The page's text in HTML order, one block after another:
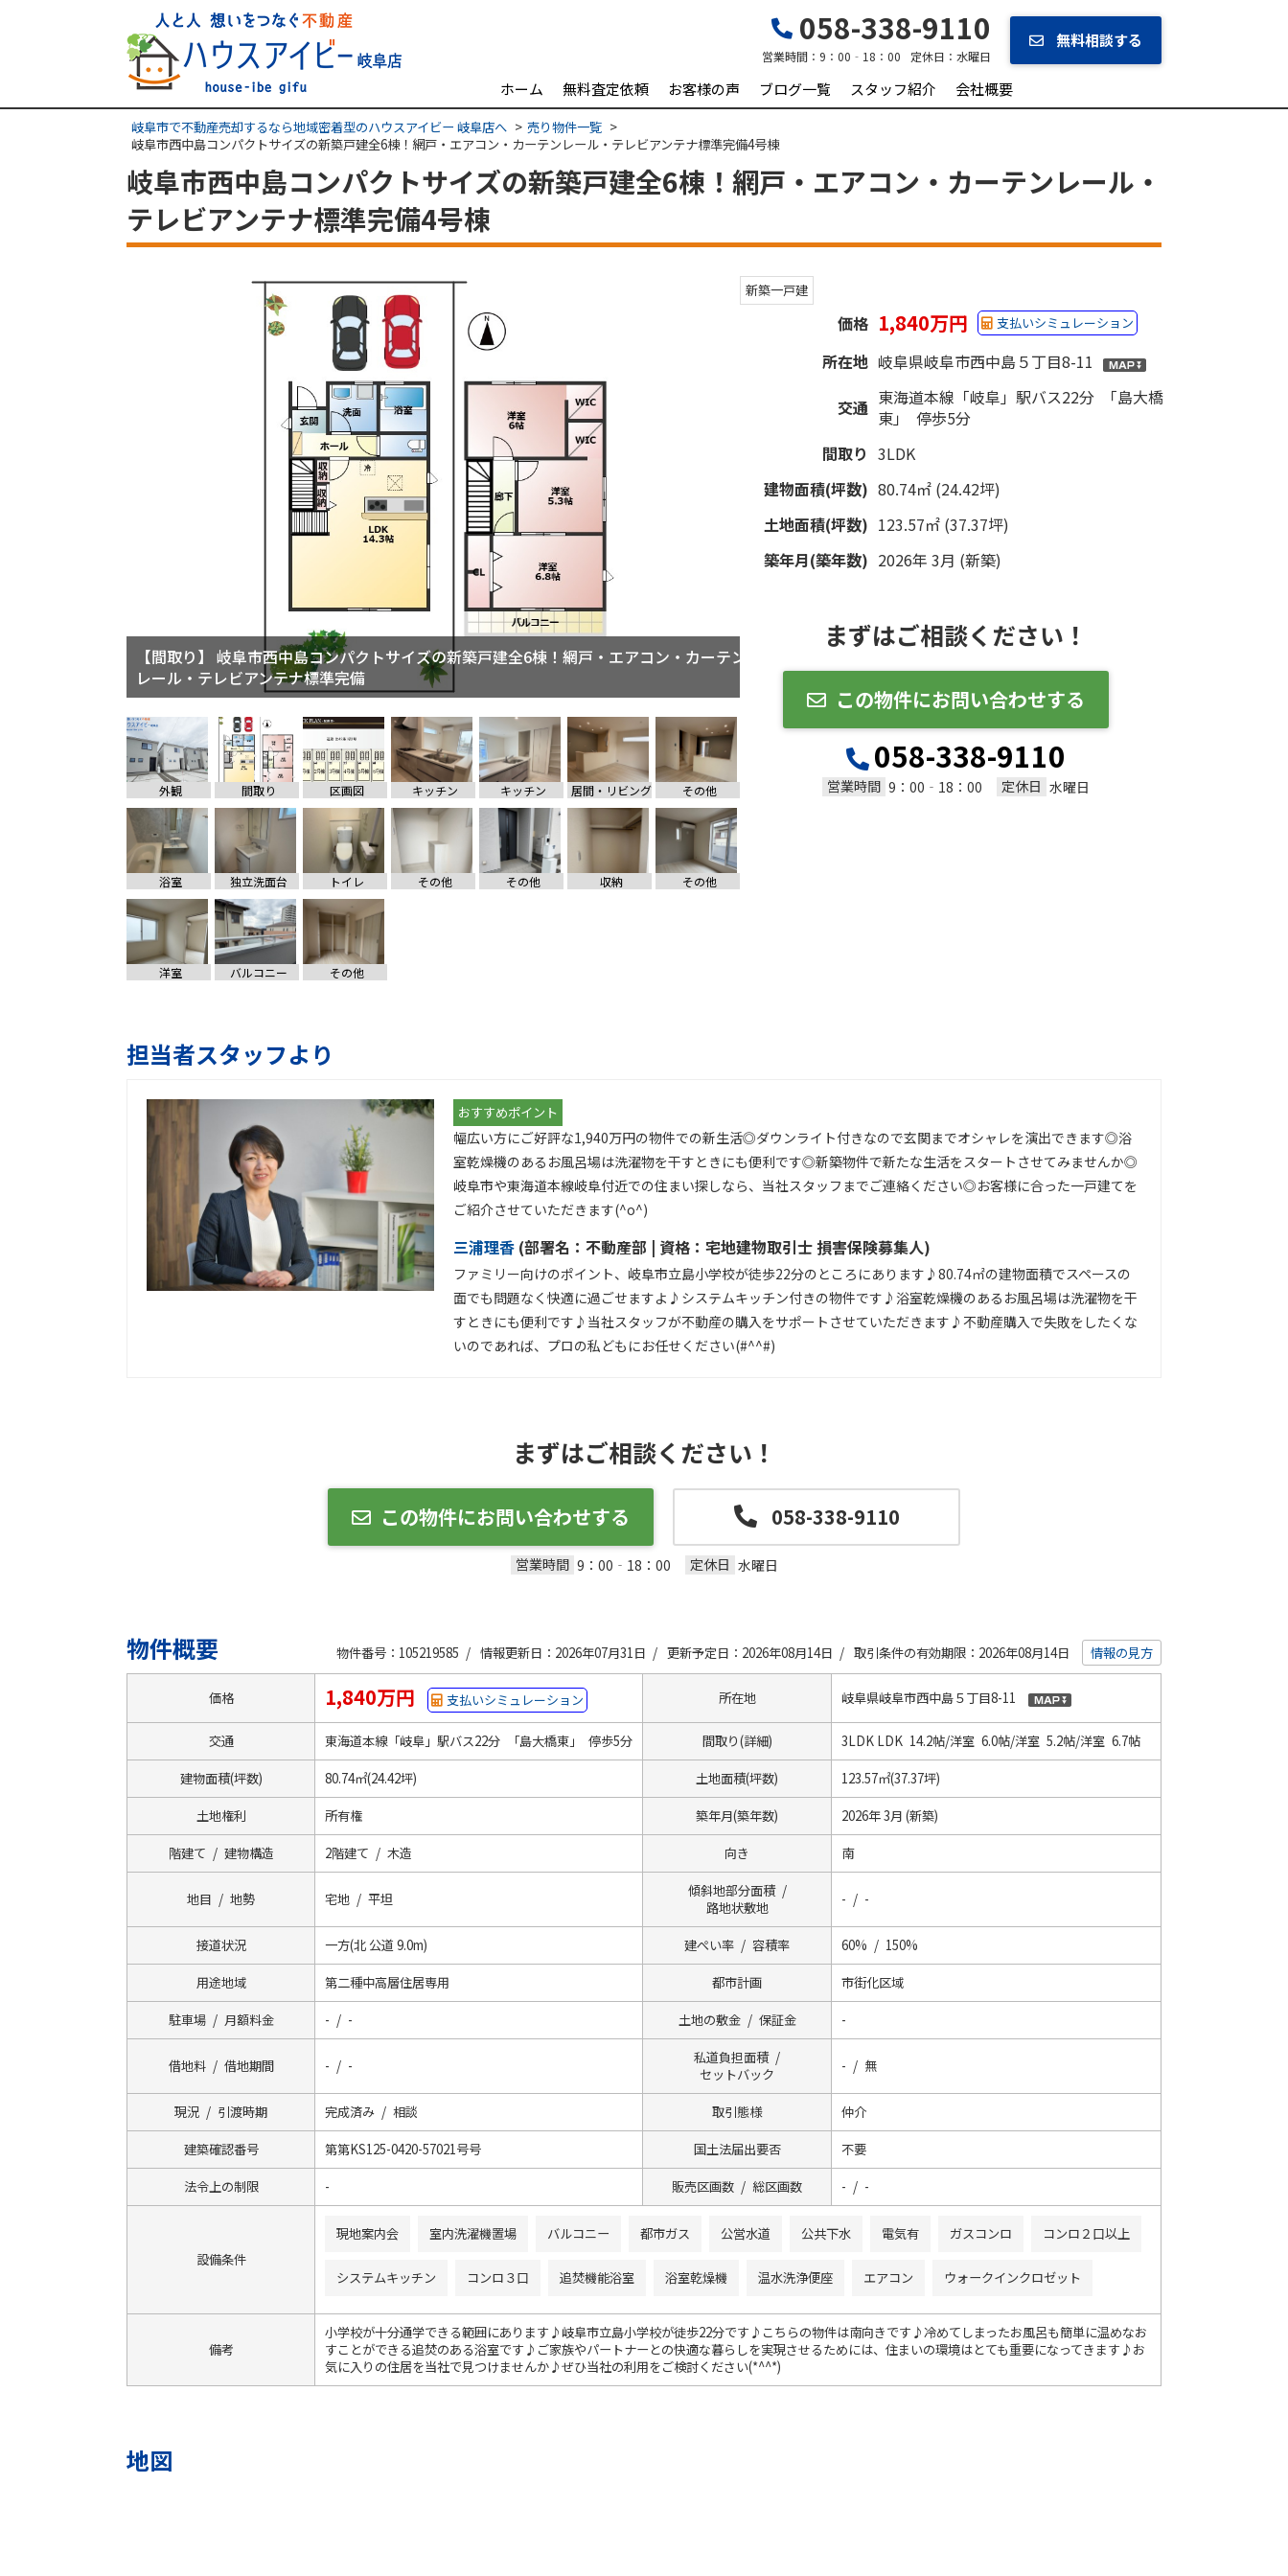
058-338-9110
営業時間： 9：00‐18：00 定休日： 水曜日
無料相談する
ホーム 無料査定依頼 お客様の声 ブログ一覧 スタッフ紹介 会社概要
岐阜市で不動産売却するなら地域密着型のハウスアイビー 岐阜店へ
売り物件一覧
岐阜市西中島コンパクトサイズの新築戸建全6棟！網戸・エアコン・カーテンレール・テレビアンテナ標準完備4号棟
岐阜市西中島コンパクトサイズの新築戸建全6棟！網戸・エアコン・カーテンレール・
テレビアンテナ標準完備4号棟
【間取り】 岐阜市西中島コンパクトサイズの新築戸建全6棟！網戸・エアコン・カーテン
レール・テレビアンテナ標準完備
外観 間取り 区画図 キッチン キッチン 居間・リビング その他
浴室 独立洗面台 トイレ その他 その他 収納 その他
洋室 バルコニー その他
新築一戸建
価格 1,840万円 支払いシミュレーション
所在地 岐阜県岐阜市西中島５丁目8-11
交通 東海道本線「岐阜」駅バス22分 「島大橋
東」 停歩5分
間取り 3LDK
建物面積(坪数) 80.74㎡ (24.42坪)
土地面積(坪数) 123.57㎡ (37.37坪)
築年月(築年数) 2026年 3月 (新築)
まずはご相談ください！
この物件にお問い合わせする
058-338-9110
営業時間 9：00‐18：00 定休日 水曜日
担当者スタッフより
おすすめポイント
幅広い方にご好評な1,940万円の物件での新生活◎ダウンライト付きなので玄関までオシャレを演出できます◎浴
室乾燥機のあるお風呂場は洗濯物を干すときにも便利です◎新築物件で新たな生活をスタートさせてみませんか◎
岐阜市や東海道本線岐阜付近での住まい探しなら、当社スタッフまでご連絡ください◎お客様に合った一戸建てを
ご紹介させていただきます(^o^)
三浦理香 (部署名： 不動産部 | 資格： 宅地建物取引士 損害保険募集人)
ファミリー向けのポイント、岐阜市立島小学校が徒歩22分のところにあります♪80.74㎡の建物面積でスペースの
面でも問題なく快適に過ごせますよ♪システムキッチン付きの物件です♪浴室乾燥機のあるお風呂場は洗濯物を干
すときにも便利です♪当社スタッフが不動産の購入をサポートさせていただきます♪不動産購入で失敗をしたくな
いのであれば、プロの私どもにお任せください(#^^#)
まずはご相談ください！
この物件にお問い合わせする 058-338-9110
営業時間 9：00‐18：00 定休日 水曜日
物件概要 物件番号：105219585 / 情報更新日：2026年07月31日 / 更新予定日：2026年08月14日 / 取引条件の有効期限：2026年08月14日 情報の見方
価格 1,840万円 支払いシミュレーション 所在地 岐阜県岐阜市西中島５丁目8-11
交通 東海道本線「岐阜」駅バス22分 「島大橋東」 停歩5分 間取り(詳細) 3LDK LDK 14.2帖/洋室 6.0帖/洋室 5.2帖/洋室 6.7帖
建物面積(坪数) 80.74㎡(24.42坪) 土地面積(坪数) 123.57㎡(37.37坪)
土地権利 所有権 築年月(築年数) 2026年 3月 (新築)
階建て / 建物構造 2階建て / 木造 向き 南
地目 / 地勢 宅地 / 平坦
傾斜地部分面積 /
路地状敷地
- / -
接道状況 一方(北 公道 9.0m) 建ぺい率 / 容積率 60% / 150%
用途地域 第二種中高層住居専用 都市計画 市街化区域
駐車場 / 月額料金 - / - 土地の敷金 / 保証金 -
借地料 / 借地期間 - / -
私道負担面積 /
セットバック
- / 無
現況 / 引渡時期 完成済み / 相談 取引態様 仲介
建築確認番号 第第KS125-0420-57021号号 国土法届出要否 不要
法令上の制限 - 販売区画数 / 総区画数 - / -
設備条件
現地案内会 室内洗濯機置場 バルコニー 都市ガス 公営水道 公共下水 電気有 ガスコンロ コンロ２口以上
システムキッチン コンロ３口 追焚機能浴室 浴室乾燥機 温水洗浄便座 エアコン ウォークインクロゼット
備考
小学校が十分通学できる範囲にあります♪岐阜市立島小学校が徒歩22分です♪こちらの物件は南向きです♪冷めてしまったお風呂も簡単に温めなお
すことができる追焚のある浴室です♪ご家族やパートナーとの快適な暮らしを実現させるためには、住まいの環境はとても重要になってきます♪お
気に入りの住居を当社で見つけませんか♪ぜひ当社の利用をご検討ください(*^^*)
地図